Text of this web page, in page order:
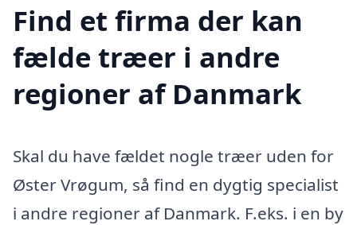
Find et firma der kan
fælde træer i andre
regioner af Danmark
Skal du have fældet nogle træer uden for
Øster Vrøgum, så find en dygtig specialist
i andre regioner af Danmark. F.eks. i en by